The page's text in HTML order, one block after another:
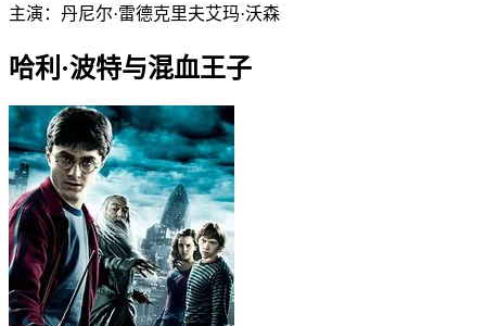
主演： 丹尼尔·雷德克里夫艾玛·沃森
哈利·波特与混血王子